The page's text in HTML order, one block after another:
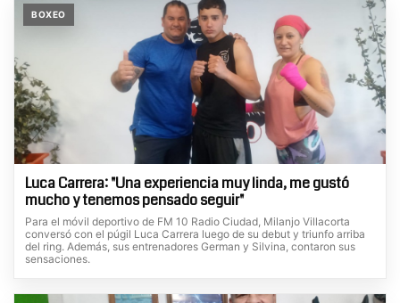
BOXEO
Luca Carrera: "Una experiencia muy linda, me gustó
mucho y tenemos pensado seguir"
Para el móvil deportivo de FM 10 Radio Ciudad, Milanjo Villacorta
conversó con el púgil Luca Carrera luego de su debut y triunfo arriba
del ring. Además, sus entrenadores German y Silvina, contaron sus
sensaciones.